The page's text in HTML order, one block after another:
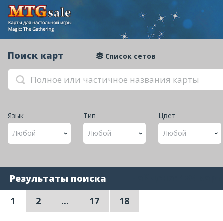
Поиск карт Список сетов
Язык
Любой
Тип
Любой
Цвет
Любой
Результаты поиска
1
2 ... 17 18